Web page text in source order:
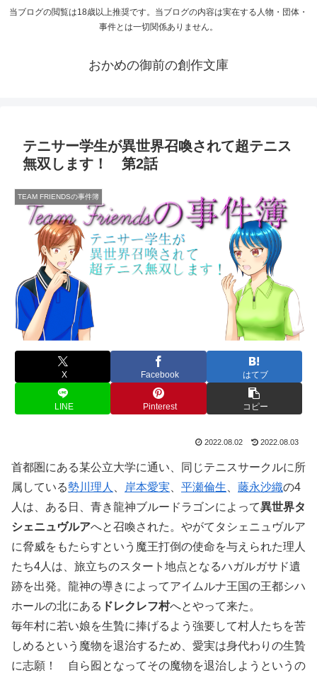
当ブログの閲覧は18歳以上推奨です。当ブログの内容は実在する人物・団体・
事件とは一切関係ありません。
おかめの御前の創作文庫
テニサー学生が異世界召喚されて超テニス
無双します！ 第2話
TEAM FRIENDSの事件簿
X Facebook はてブ
LINE Pinterest コピー
2022.08.02 2022.08.03
首都圏にある某公立大学に通い、同じテニスサークルに所
属している勢川理人 岸本愛実 平瀬倫生 藤永沙織の4
人は、ある日、青き龍神ブルードラゴンによって異世界タ
シェニュヴルアへと召喚された。やがてタシェニュヴルア
に脅威をもたらすという魔王打倒の使命を与えられた理人
たち4人は、旅立ちのスタート地点となるハガルガサド遺
跡を出発。龍神の導きによってアイムルナ王国の王都シハ
ホールの北にある ドレクレフ村へとやって来た。
毎年村に若い娘を生贄に捧げるよう強要して村人たちを苦
しめるという魔物を退治するため、愛実は身代わりの生贄
に志願！ 自ら囮となってその魔物を退治しようというの